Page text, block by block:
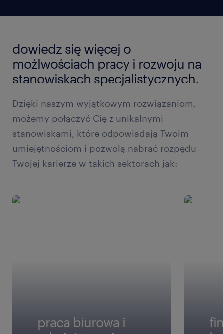
dowiedz się więcej o
możlwościach pracy i rozwoju na
stanowiskach specjalistycznych.
Dzięki naszym wyjątkowym rozwiązaniom,
możemy połączyć Cię z unikalnymi
stanowiskami, które odpowiadają Twoim
umiejętnościom i pozwolą nabrać rozpędu
Twojej karierze w takich sektorach jak:
praca biurowa i